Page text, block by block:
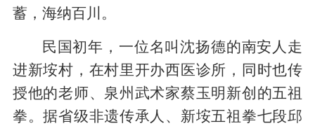
蓄，海纳百川。
民国初年，一位名叫沈扬德的南安人走
进新垵村，在村里开办西医诊所，同时也传
授他的老师、泉州武术家蔡玉明新创的五祖
拳。据省级非遗传承人、新垵五祖拳七段邱